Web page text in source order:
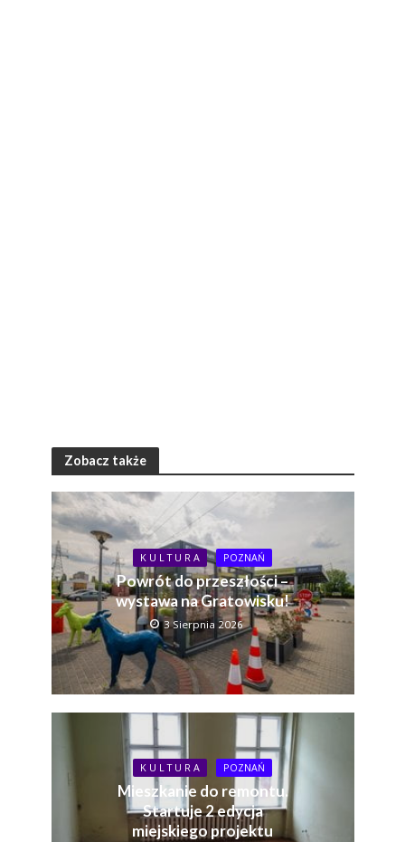
Zobacz także
K U L T U R A POZNAŃ
Powrót do przeszłości –
wystawa na Gratowisku!
3 Sierpnia 2026
K U L T U R A POZNAŃ
Mieszkanie do remontu.
Startuje 2 edycja
miejskiego projektu